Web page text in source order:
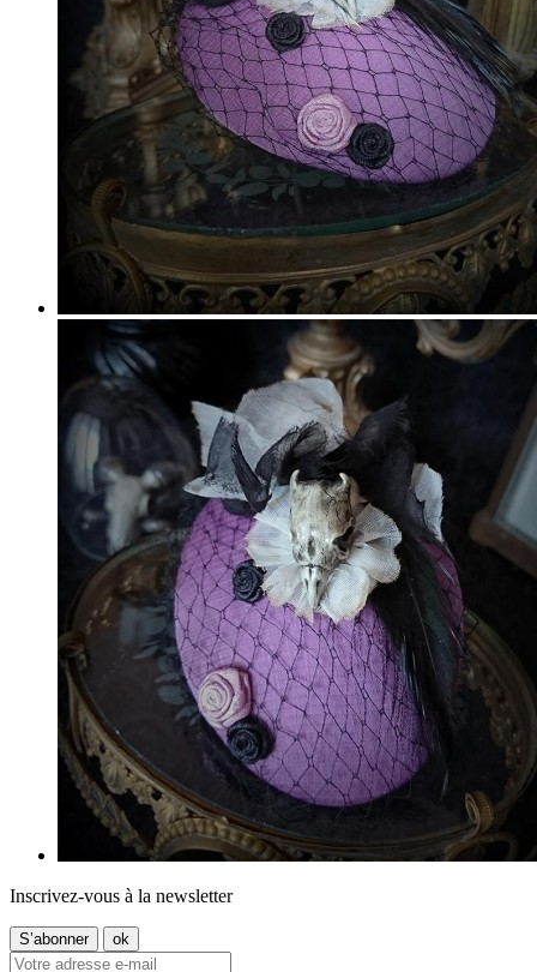
Inscrivez-vous à la newsletter